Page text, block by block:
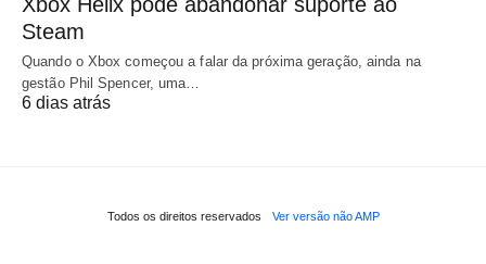
Steam
Quando o Xbox começou a falar da próxima geração, ainda na
gestão Phil Spencer, uma…
6 dias atrás
Todos os direitos reservados Ver versão não AMP